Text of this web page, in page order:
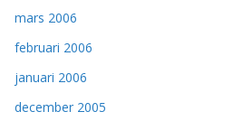
mars 2006
februari 2006
januari 2006
december 2005